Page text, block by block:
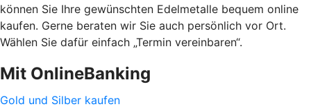
können Sie Ihre gewünschten Edelmetalle bequem online
kaufen. Gerne beraten wir Sie auch persönlich vor Ort.
Wählen Sie dafür einfach „Termin vereinbaren“.
Mit OnlineBanking
Gold und Silber kaufen